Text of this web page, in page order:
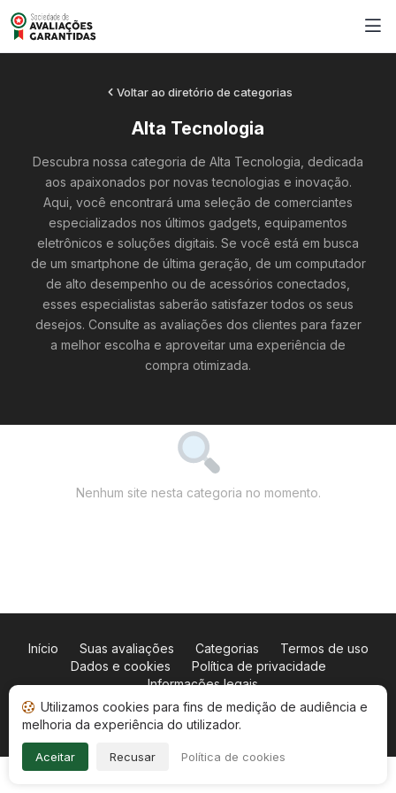
Voltar ao diretório de categorias
Alta Tecnologia
Descubra nossa categoria de Alta Tecnologia, dedicada
aos apaixonados por novas tecnologias e inovação.
Aqui, você encontrará uma seleção de comerciantes
especializados nos últimos gadgets, equipamentos
eletrônicos e soluções digitais. Se você está em busca
de um smartphone de última geração, de um computador
de alto desempenho ou de acessórios conectados,
esses especialistas saberão satisfazer todos os seus
desejos. Consulte as avaliações dos clientes para fazer
a melhor escolha e aproveitar uma experiência de
compra otimizada.
Nenhum site nesta categoria no momento.
Início Suas avaliações Categorias
Termos de uso
Dados e cookies
Política de privacidade
Informações legais
Copyright © 2026Sociedade de Avaliações Garantidas .
Todos os direitos reservados.
Utilizamos cookies para fins de medição de audiência e
melhoria da experiência do utilizador.
Aceitar Recusar Política de cookies